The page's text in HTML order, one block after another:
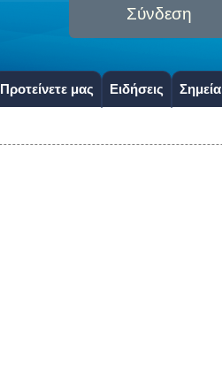
Σύνδεση
Προτείνετε μας Ειδήσεις Σημεία